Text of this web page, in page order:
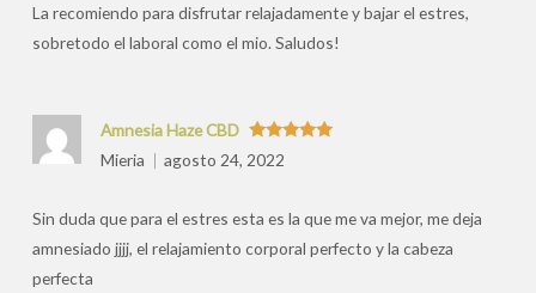
La recomiendo para disfrutar relajadamente y bajar el estres,
sobretodo el laboral como el mio. Saludos!
Valorado
con5
Amnesia Haze CBD
Mieria
agosto 24, 2022
Sin duda que para el estres esta es la que me va mejor, me deja
amnesiado jjjj, el relajamiento corporal perfecto y la cabeza
perfecta